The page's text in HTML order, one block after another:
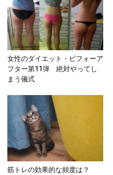
女性のダイエット・ビフォーア
フター第11弾 絶対やってし
まう儀式
筋トレの効果的な頻度は？